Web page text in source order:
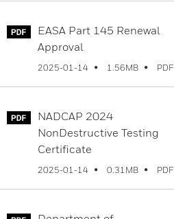
EASA Part 145 Renewal
Approval
2025-01-14 1.56MB PDF
NADCAP 2024
NonDestructive Testing
Certificate
2025-01-14 0.31MB PDF